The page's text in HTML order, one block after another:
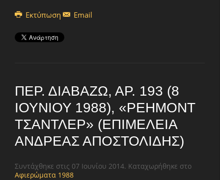
Εκτύπωση Email
ΠΕΡ. ΔΙΑΒΆΖΩ, ΑΡ. 193 (8
ΙΟΥΝΊΟΥ 1988), «ΡΈΗΜΟΝΤ
ΤΣΆΝΤΛΕΡ» (ΕΠΙΜΈΛΕΙΑ
ΑΝΔΡΈΑΣ ΑΠΟΣΤΟΛΊΔΗΣ)
Συντάχθηκε στις 07 Ιουνίου 2014. Καταχωρήθηκε στο
Αφιερώματα 1988